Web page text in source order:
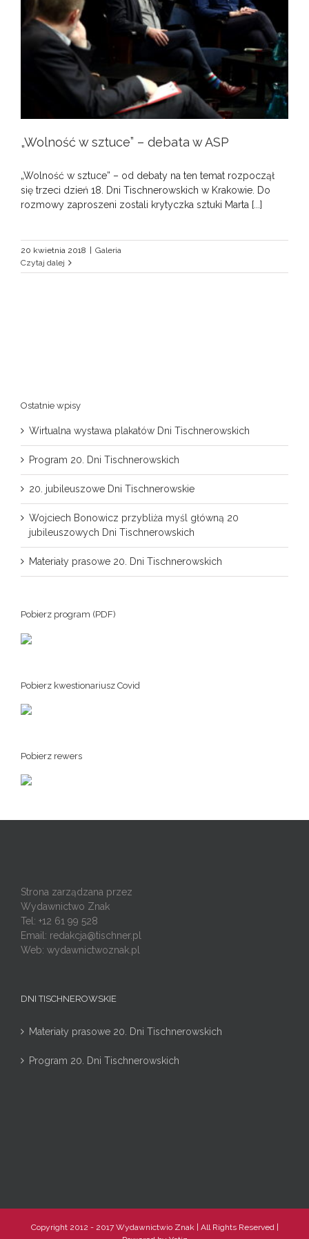
„Wolność w sztuce” – debata w ASP
„Wolność w sztuce” – od debaty na ten temat rozpoczął
się trzeci dzień 18. Dni Tischnerowskich w Krakowie. Do
rozmowy zaproszeni zostali krytyczka sztuki Marta [...]
20 kwietnia 2018
Galeria
Czytaj dalej
Ostatnie wpisy
Wirtualna wystawa plakatów Dni Tischnerowskich
Program 20. Dni Tischnerowskich
20. jubileuszowe Dni Tischnerowskie
Wojciech Bonowicz przybliża myśl główną 20
jubileuszowych Dni Tischnerowskich
Materiały prasowe 20. Dni Tischnerowskich
Pobierz program (PDF)
Pobierz kwestionariusz Covid
Pobierz rewers
Strona zarządzana przez
Wydawnictwo Znak
Tel: +12 61 99 528
Email: redakcja@tischner.pl
Web: wydawnictwoznak.pl
DNI TISCHNEROWSKIE
Materiały prasowe 20. Dni Tischnerowskich
Program 20. Dni Tischnerowskich
Copyright 2012 - 2017 Wydawnictwio Znak | All Rights Reserved |